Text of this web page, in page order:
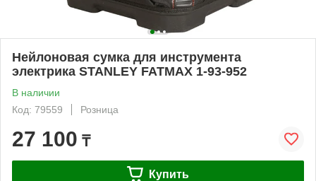
Нейлоновая сумка для инструмента
электрика STANLEY FATMAX 1-93-952
В наличии
Код: 79559
Розница
27 100 ₸
Купить